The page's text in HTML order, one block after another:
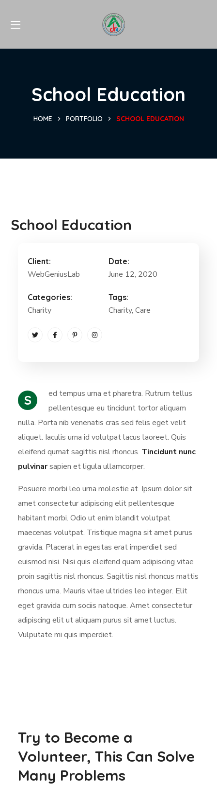
School Education
HOME PORTFOLIO SCHOOL EDUCATION
School Education
S
ed tempus urna et pharetra. Rutrum tellus
pellentesque eu tincidunt tortor aliquam
nulla. Porta nib venenatis cras sed felis eget velit
aliquet. Iaculis urna id volutpat lacus laoreet. Quis
eleifend qumat sagittis nisl rhoncus. Tincidunt nunc
pulvinarsapien et ligula ullamcorper.
Posuere morbi leo urna molestie at. Ipsum dolor sit
amet consectetur adipiscing elit pellentesque
habitant morbi. Odio ut enim blandit volutpat
maecenas volutpat. Tristique magna sit amet purus
gravida. Placerat in egestas erat imperdiet sed
euismod nisi. Nisi quis eleifend quam adipiscing vitae
proin sagittis nisl rhoncus. Sagittis nisl rhoncus mattis
rhoncus urna. Mauris vitae ultricies leo integer. Elit
eget gravida cum sociis natoque. Amet consectetur
adipiscing elit ut aliquam purus sit amet luctus.
Vulputate mi quis imperdiet.
Client:
WebGeniusLab
Date:
June 12, 2020
Categories:
Charity
Tags:
Charity, Care
Try to Become a
Volunteer, This Can Solve
Many Problems